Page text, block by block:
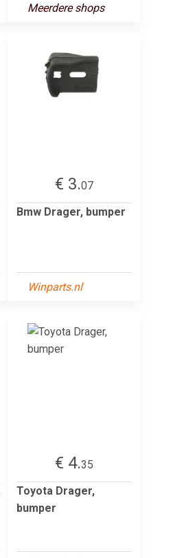
Meerdere shops
€ 3.07
Bmw Drager, bumper
Winparts.nl
€ 4.35
Toyota Drager,
bumper